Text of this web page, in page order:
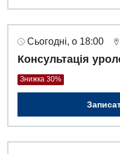
Сьогодні, о 18:00
Консультація
Знижка 30%